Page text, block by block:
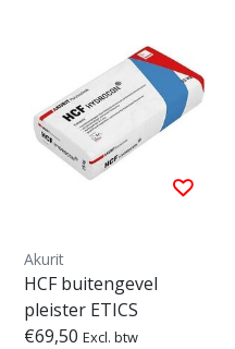
Akurit
HCF buitengevel
pleister ETICS
€69,50 Excl. btw